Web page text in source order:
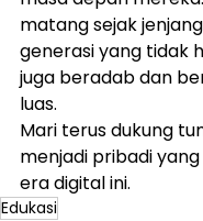
matang sejak
generasi yang tidak
juga beradab dan
luas.
Mari terus dukung
menjadi pribadi
era digital ini.
Edukasi